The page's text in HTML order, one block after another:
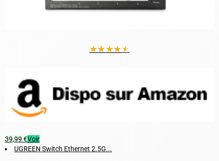
★★★★★
39,99 €Voir
UGREEN Switch Ethernet 2.5G...